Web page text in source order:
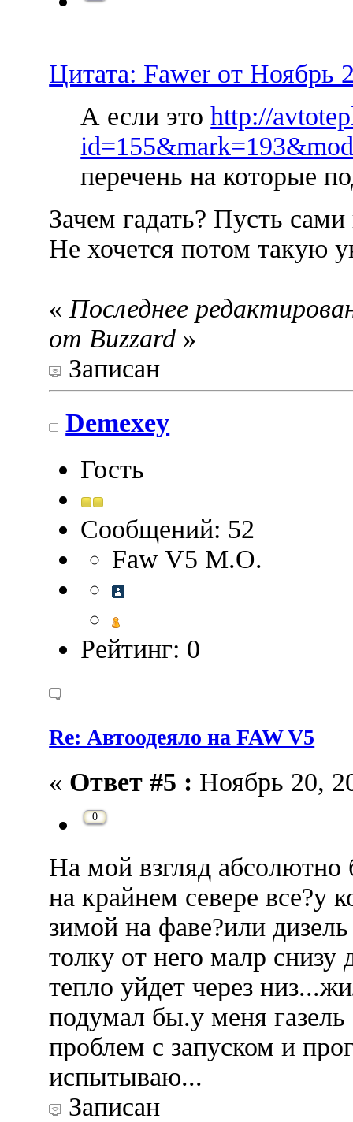
Цитата: Fawer от Ноябрь
А если этоhttp://
перечень на которые
Зачем гадать? Пусть
Не хочется потом такую
« Последнее
от Buzzard »
Записан
Demexey
Гость
Сообщений: 52
Faw V5 М.О.
Рейтинг: 0
Re: Автоодеяло на FAW V5
« Ответ #5 : Ноябрь 20,
0
На мой взгляд
на крайнем севере все?у
зимой на фаве?или
толку от него малр снизу
тепло уйдет через
подумал бы.у меня
проблем с запуском и
испытываю...
Записан